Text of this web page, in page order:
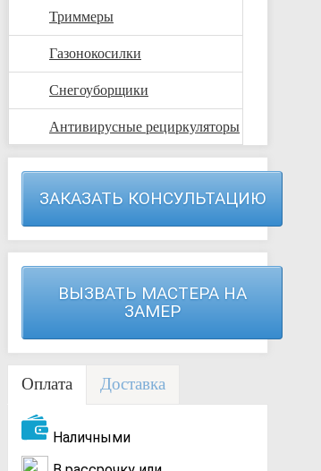
Триммеры
Газонокосилки
Снегоуборщики
Антивирусные рециркуляторы
ЗАКАЗАТЬ КОНСУЛЬТАЦИЮ
ВЫЗВАТЬ МАСТЕРА НА
ЗАМЕР
Оплата Доставка
Наличными